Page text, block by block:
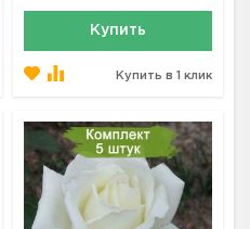
Купить
Купить в 1 клик